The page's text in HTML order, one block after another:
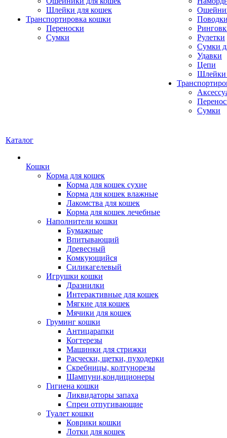
Шлейки для кошек
Транспортировка кошки
Переноски
Сумки
Рулетки
Сумки
Удавки
Цепи
Шлейки
Сумки
Каталог
Кошки
Корма для кошек
Корма для кошек сухие
Корма для кошек влажные
Лакомства для кошек
Корма для кошек лечебные
Наполнители кошки
Бумажные
Впитывающий
Древесный
Комкующийся
Силикагелевый
Игрушки кошки
Дразнилки
Интерактивные для кошек
Мягкие для кошек
Мячики для кошек
Груминг кошки
Антицарапки
Когтерезы
Машинки для стрижки
Расчески, щетки, пуходерки
Скребницы, колтунорезы
Шампуни,кондиционеры
Гигиена кошки
Ликвидаторы запаха
Спреи отпугивающие
Туалет кошки
Коврики кошки
Лотки для кошек